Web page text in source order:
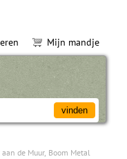
Mijn mandje
de Muur, Boom Metal